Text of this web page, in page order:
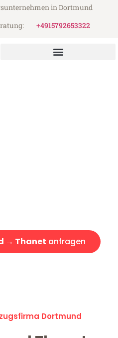
in Dortmund
+4915792653322
→ Thanet anfragen
Dortmund